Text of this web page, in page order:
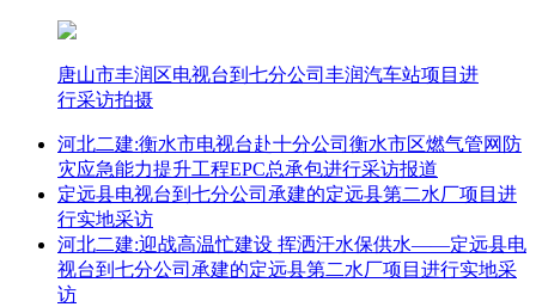
唐山市丰润区电视台到七分公司丰润汽车站项目进
行采访拍摄
河北二建:衡水市电视台赴十分公司衡水市区燃气管网防
灾应急能力提升工程EPC总承包进行采访报道
定远县电视台到七分公司承建的定远县第二水厂项目进
行实地采访
河北二建:迎战高温忙建设 挥洒汗水保供水——定远县电
视台到七分公司承建的定远县第二水厂项目进行实地采
访